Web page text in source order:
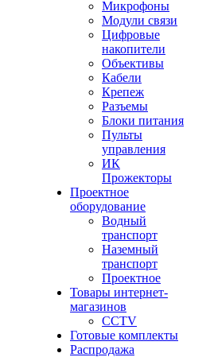
Микрофоны
Модули связи
Цифровые
накопители
Объективы
Кабели
Крепеж
Разъемы
Блоки питания
Пульты
управления
ИК
Прожекторы
Проектное
оборудование
Водный
транспорт
Наземный
транспорт
Проектное
Товары интернет-
магазинов
CCTV
Готовые комплекты
Распродажа